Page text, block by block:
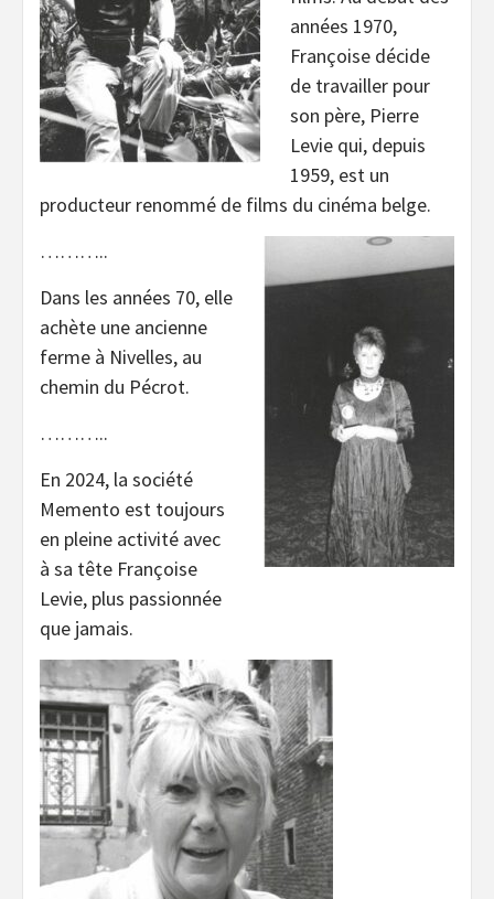
années 1970,
Françoise décide
de travailler pour
son père, Pierre
Levie qui, depuis
1959, est un
producteur renommé de films du cinéma belge.
………..
Dans les années 70, elle
achète une ancienne
ferme à Nivelles, au
chemin du Pécrot.
………..
En 2024, la société
Memento est toujours
en pleine activité avec
à sa tête Françoise
Levie, plus passionnée
que jamais.